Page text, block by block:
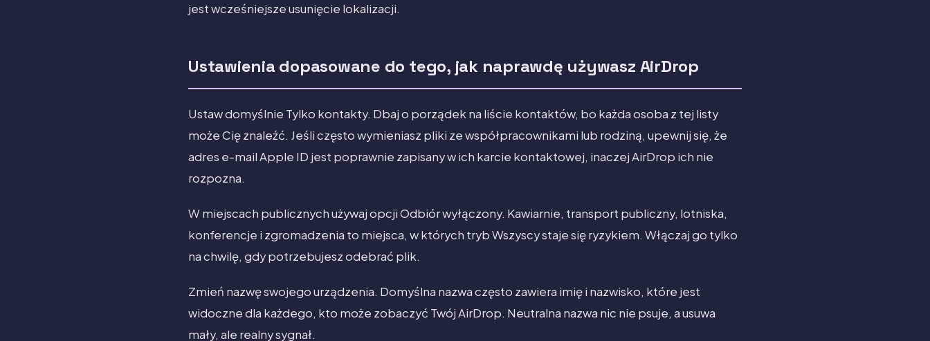
jest wcześniejsze usunięcie lokalizacji.
Ustawienia dopasowane do tego, jak naprawdę używasz AirDrop
Ustaw domyślnie Tylko kontakty. Dbaj o porządek na liście kontaktów, bo każda osoba z tej listy
może Cię znaleźć. Jeśli często wymieniasz pliki ze współpracownikami lub rodziną, upewnij się, że
adres e-mail Apple ID jest poprawnie zapisany w ich karcie kontaktowej, inaczej AirDrop ich nie
rozpozna.
W miejscach publicznych używaj opcji Odbiór wyłączony. Kawiarnie, transport publiczny, lotniska,
konferencje i zgromadzenia to miejsca, w których tryb Wszyscy staje się ryzykiem. Włączaj go tylko
na chwilę, gdy potrzebujesz odebrać plik.
Zmień nazwę swojego urządzenia. Domyślna nazwa często zawiera imię i nazwisko, które jest
widoczne dla każdego, kto może zobaczyć Twój AirDrop. Neutralna nazwa nic nie psuje, a usuwa
mały, ale realny sygnał.